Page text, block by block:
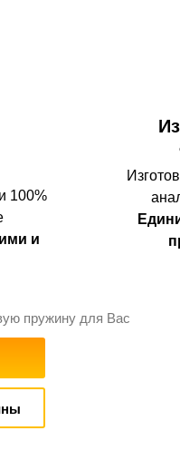
100%
и
пружину для Вас